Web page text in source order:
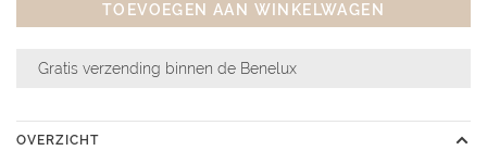
TOEVOEGEN AAN WINKELWAGEN
Gratis verzending binnen de Benelux
OVERZICHT